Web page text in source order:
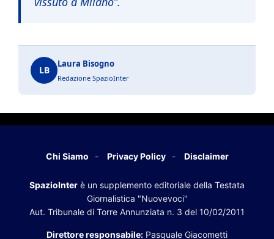
LB
Laura Bisogno
Redazione SpazioInter
Chi Siamo Privacy Policy Disclaimer
SpazioInter è un supplemento editoriale della Testata
Giornalistica "Nuovevoci"
Aut. Tribunale di Torre Annunziata n. 3 del 10/02/2011
Direttore responsabile: Pasquale Giacometti